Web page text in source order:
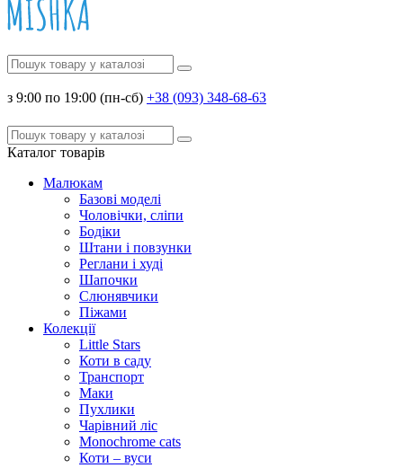
з 9:00 по 19:00 (пн-сб) +38 (093) 348-68-63
Каталог товарів
Малюкам
Базові моделі
Чоловічки, сліпи
Бодіки
Штани і повзунки
Реглани і худі
Шапочки
Слюнявчики
Піжами
Колекції
Little Stars
Коти в саду
Транспорт
Маки
Пухлики
Чарівний ліс
Monochrome cats
Коти – вуси